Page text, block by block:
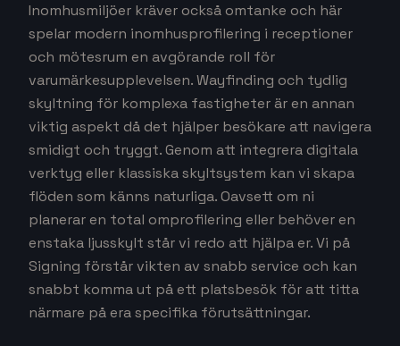
Inomhusmiljöer kräver också omtanke och här
spelar modern inomhusprofilering i receptioner
och mötesrum en avgörande roll för
varumärkesupplevelsen. Wayfinding och tydlig
skyltning för komplexa fastigheter är en annan
viktig aspekt då det hjälper besökare att navigera
smidigt och tryggt. Genom att integrera digitala
verktyg eller klassiska skyltsystem kan vi skapa
flöden som känns naturliga. Oavsett om ni
planerar en total omprofilering eller behöver en
enstaka ljusskylt står vi redo att hjälpa er. Vi på
Signing förstår vikten av snabb service och kan
snabbt komma ut på ett platsbesök för att titta
närmare på era specifika förutsättningar.